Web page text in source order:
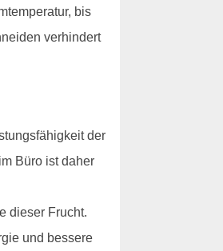
bis
verhindert
der
Büro ist daher
dieser Frucht.
und bessere